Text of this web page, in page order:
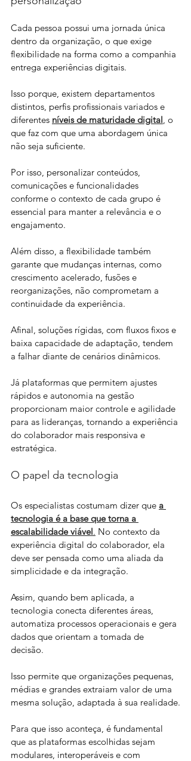
Cada pessoa possui uma jornada única
dentro da organização, o que exige
flexibilidade na forma como a companhia
entrega experiências digitais.
Isso porque, existem departamentos
distintos, perfis profissionais variados e
diferentes níveis de maturidade digital, o
que faz com que uma abordagem única
não seja suficiente.
Por isso, personalizar conteúdos,
comunicações e funcionalidades
conforme o contexto de cada grupo é
essencial para manter a relevância e o
engajamento.
Além disso, a flexibilidade também
garante que mudanças internas, como
crescimento acelerado, fusões e
reorganizações, não comprometam a
continuidade da experiência.
Afinal, soluções rígidas, com fluxos fixos e
baixa capacidade de adaptação, tendem
a falhar diante de cenários dinâmicos.
Já plataformas que permitem ajustes
rápidos e autonomia na gestão
proporcionam maior controle e agilidade
para as lideranças, tornando a experiência
do colaborador mais responsiva e
estratégica.
O papel da tecnologia
Os especialistas costumam dizer que a
tecnologia é a base que torna a
escalabilidade viável. No contexto da
experiência digital do colaborador, ela
deve ser pensada como uma aliada da
simplicidade e da integração.
Assim, quando bem aplicada, a
tecnologia conecta diferentes áreas,
automatiza processos operacionais e gera
dados que orientam a tomada de
decisão.
Isso permite que organizações pequenas,
médias e grandes extraiam valor de uma
mesma solução, adaptada à sua realidade.
Para que isso aconteça, é fundamental
que as plataformas escolhidas sejam
modulares, interoperáveis e com